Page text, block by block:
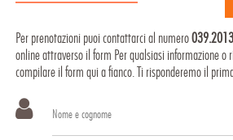
Per prenotazioni puoi contattarci al numero
online attraverso il form Per qualsiasi informazione o
compilare il form qui a fianco. Ti risponderemo il
Nome e cognome